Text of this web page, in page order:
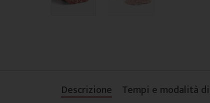
Descrizione Tempi e modalità